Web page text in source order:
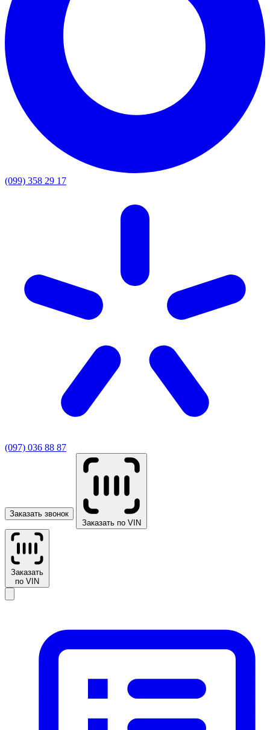
(099) 358 29 17
(097) 036 88 87
Заказать звонок
Заказать по VIN
Заказать
по VIN